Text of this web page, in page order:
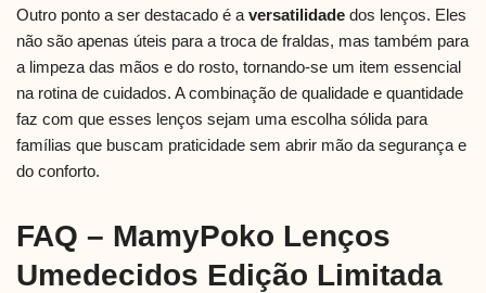
Outro ponto a ser destacado é a versatilidade dos lenços. Eles
não são apenas úteis para a troca de fraldas, mas também para
a limpeza das mãos e do rosto, tornando-se um item essencial
na rotina de cuidados. A combinação de qualidade e quantidade
faz com que esses lenços sejam uma escolha sólida para
famílias que buscam praticidade sem abrir mão da segurança e
do conforto.
FAQ – MamyPoko Lenços
Umedecidos Edição Limitada